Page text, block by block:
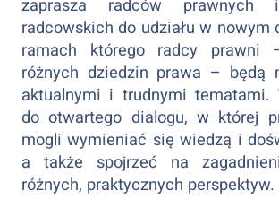
zaprasza radców prawnych
radcowskich do udziału w nowym
ramach którego radcy prawni
różnych dziedzin prawa – będą
aktualnymi i trudnymi tematami.
do otwartego dialogu, w której
mogli wymieniać się wiedzą i
a także spojrzeć na
różnych, praktycznych perspektyw.